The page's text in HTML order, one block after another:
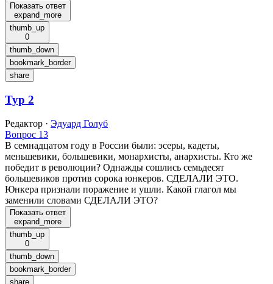
Показать ответ
expand_more
thumb_up
0
thumb_down
bookmark_border
share
Тур 2
Редактор · Эдуард Голуб
Вопрос 13
В семнадцатом году в России были: эсеры, кадеты,
меньшевики, большевики, монархисты, анархисты. Кто же
победит в революции? Однажды сошлись семьдесят
большевиков против сорока юнкеров. СДЕЛАЛИ ЭТО.
Юнкера признали поражение и ушли. Какой глагол мы
заменили словами СДЕЛАЛИ ЭТО?
Показать ответ
expand_more
thumb_up
0
thumb_down
bookmark_border
share